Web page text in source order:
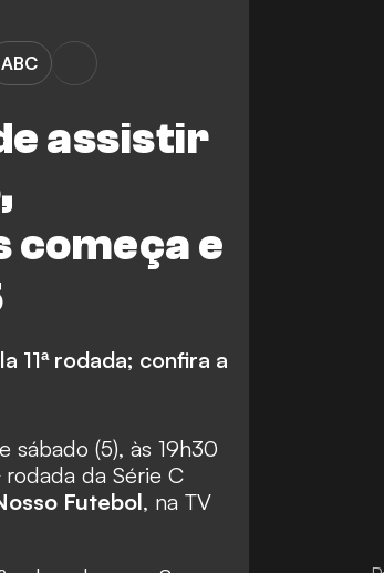
assistir
começa e
ABC
11ª rodada; confira a
sábado (5), às 19h30
rodada da Série C
Futebol, na TV